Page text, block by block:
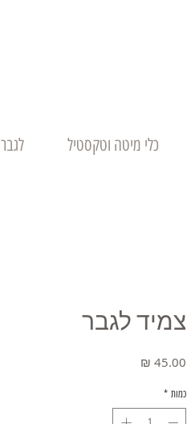
כלי מיטה וטקסטיל לגבר
צמיד לגבר
כמות *